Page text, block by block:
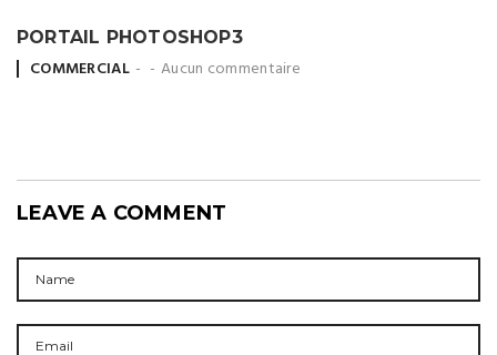
PORTAIL PHOTOSHOP3
Posted
COMMERCIAL Aucun commentaire
LEAVE A COMMENT